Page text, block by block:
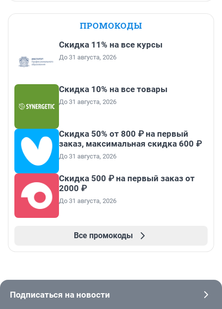
ПРОМОКОДЫ
Скидка 11% на все курсы
До 31 августа, 2026
Скидка 10% на все товары
До 31 августа, 2026
Скидка 50% от 800 ₽ на первый
заказ, максимальная скидка 600 ₽
До 31 августа, 2026
Скидка 500 ₽ на первый заказ от
2000 ₽
До 31 августа, 2026
Все промокоды
Подписаться на новости